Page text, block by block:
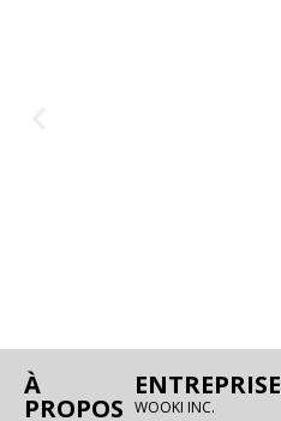
À
PROPOS
ENTREPRISE
WOOKI INC.